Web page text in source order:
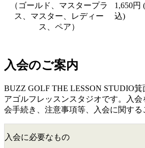
（ゴールド、マスタープラ
ス、マスター、レディー
ス、ペア）
1,650円
込)
入会のご案内
BUZZ GOLF THE LESSON STUDIO
アゴルフレッスンスタジオです。入会
会手続き、注意事項等、入会に関する
入会に必要なもの